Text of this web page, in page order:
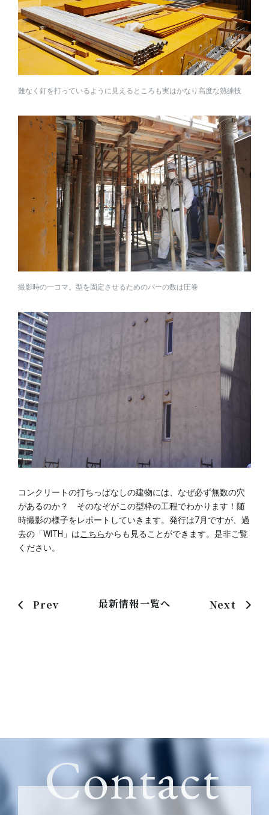
難なく釘を打っているように見えるところも実はかなり高度な熟練技
撮影時の一コマ。型を固定させるためのバーの数は圧巻
コンクリートの打ちっぱなしの建物には、なぜ必ず無数の穴
があるのか？ そのなぞがこの型枠の工程でわかります！随
時撮影の様子をレポートしていきます。発行は7月ですが、過
去の「WITH」はこちらからも見ることができます。是非ご覧
ください。
Next
最新情報一覧へ
Prev
Contact